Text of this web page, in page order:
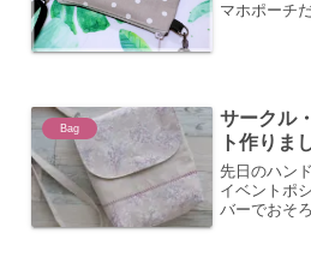
マホポーチ
Bag
サークル
ト作りま
先日のハン
イベントポ
バーでおそ